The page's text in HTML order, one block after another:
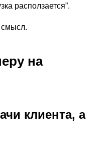
расползается”.
смысл.
на
клиента, а